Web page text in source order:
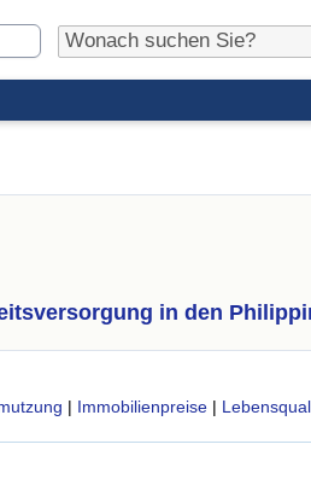
in den
| Immobilienpreise |